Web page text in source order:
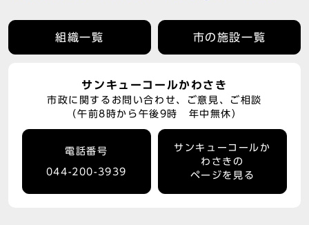
組織一覧 市の施設一覧
サンキューコールかわさき
市政に関するお問い合わせ、ご意見、ご相談
（午前8時から午後9時 年中無休）
電話番号
044-200-3939
サンキューコールか
わさきの
ページを見る